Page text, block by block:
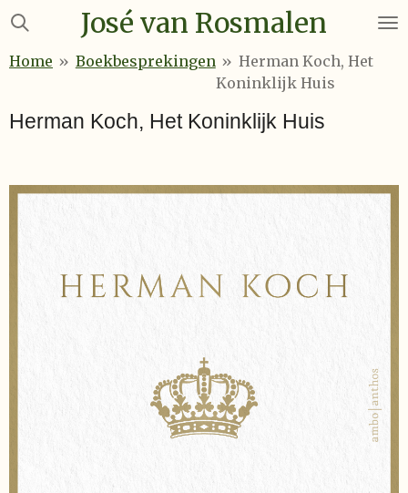
Ga
naar
José van Rosmalen
Home » Boekbesprekingen » Herman Koch, Het
Koninklijk Huis
Herman Koch, Het Koninklijk Huis